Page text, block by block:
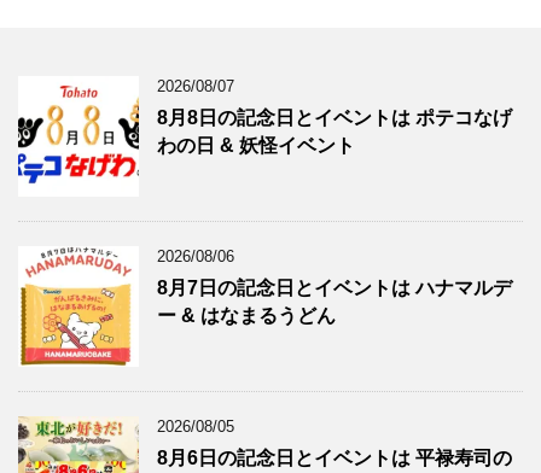
2026/08/07
8月8日の記念日とイベントは ポテコなげ
わの日 & 妖怪イベント
2026/08/06
8月7日の記念日とイベントは ハナマルデ
ー & はなまるうどん
2026/08/05
8月6日の記念日とイベントは 平禄寿司の